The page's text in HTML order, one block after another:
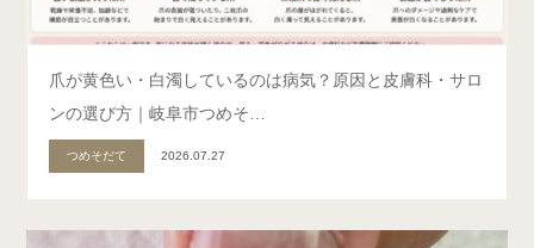
爪が黄色い・白濁しているのは病気？原因と皮膚科・サロ
ンの選び方｜岐阜市つめそ…
つめそだて 2026.07.27